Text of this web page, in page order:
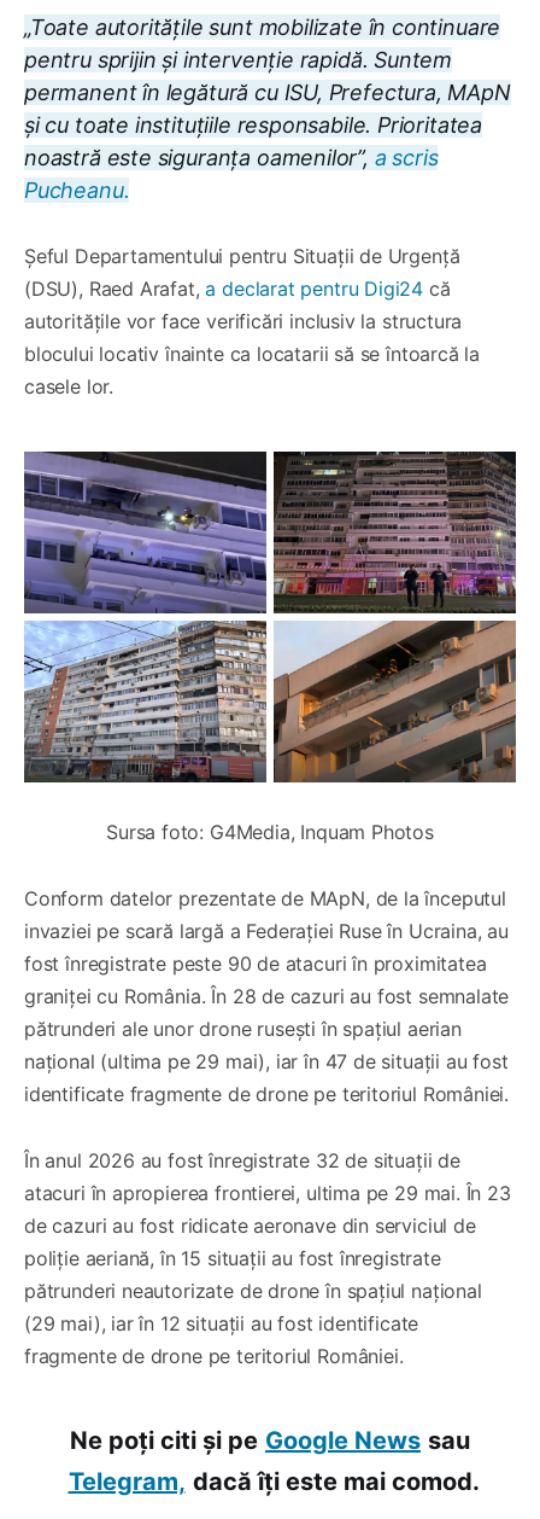
„Toate autoritățile sunt mobilizate în continuare
pentru sprijin și intervenție rapidă. Suntem
permanent în legătură cu ISU, Prefectura, MApN
și cu toate instituțiile responsabile. Prioritatea
noastră este siguranța oamenilor”, a scris
Pucheanu.
Șeful Departamentului pentru Situații de Urgență
(DSU), Raed Arafat, a declarat pentru Digi24 că
autoritățile vor face verificări inclusiv la structura
blocului locativ înainte ca locatarii să se întoarcă la
casele lor.
Sursa foto: G4Media, Inquam Photos
Conform datelor prezentate de MApN, de la începutul
invaziei pe scară largă a Federației Ruse în Ucraina, au
fost înregistrate peste 90 de atacuri în proximitatea
graniței cu România. În 28 de cazuri au fost semnalate
pătrunderi ale unor drone rusești în spațiul aerian
național (ultima pe 29 mai), iar în 47 de situații au fost
identificate fragmente de drone pe teritoriul României.
În anul 2026 au fost înregistrate 32 de situații de
atacuri în apropierea frontierei, ultima pe 29 mai. În 23
de cazuri au fost ridicate aeronave din serviciul de
poliție aeriană, în 15 situații au fost înregistrate
pătrunderi neautorizate de drone în spațiul național
(29 mai), iar în 12 situații au fost identificate
fragmente de drone pe teritoriul României.
Ne poți citi și pe Google News sau
Telegram, dacă îți este mai comod.